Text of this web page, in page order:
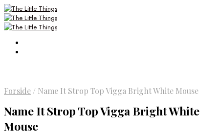
Forside / Name It Strop Top Vigga Bright White Mouse
Name It Strop Top Vigga Bright White
Mouse